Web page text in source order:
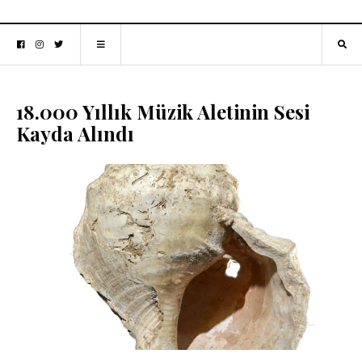
18.000 Yıllık Müzik Aletinin Sesi
Kayda Alındı